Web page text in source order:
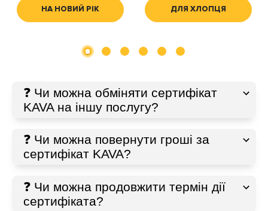
НА НОВИЙ РІК ДЛЯ ХЛОПЦЯ
❓ Чи можна обміняти сертифікат
KAVA на іншу послугу?
❓ Чи можна повернути гроші за
сертифікат KAVA?
❓ Чи можна продовжити термін дії
сертифіката?